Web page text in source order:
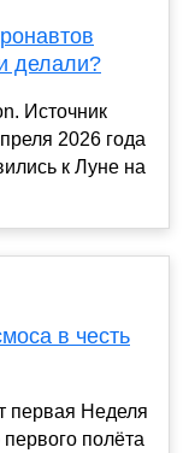
делали?
Источник
2026 года
к Луне на
в честь
первая Неделя
полёта